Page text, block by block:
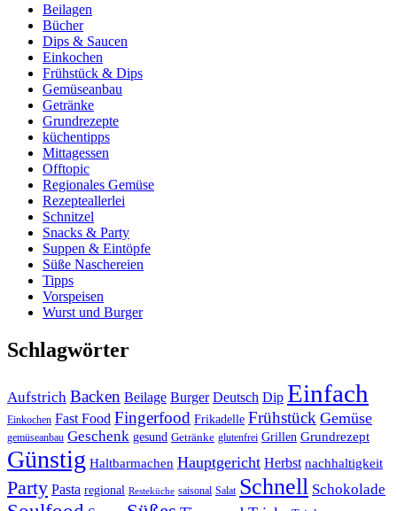
Beilagen
Bücher
Dips & Saucen
Einkochen
Frühstück & Dips
Gemüseanbau
Getränke
Grundrezepte
küchentipps
Mittagessen
Offtopic
Regionales Gemüse
Rezepteallerlei
Schnitzel
Snacks & Party
Suppen & Eintöpfe
Süße Naschereien
Tipps
Vorspeisen
Wurst und Burger
Schlagwörter
Aufstrich Backen Beilage Burger Deutsch Dip Einfach
Einkochen Fast Food Fingerfood Frikadelle Frühstück Gemüse
gemüseanbau Geschenk gesund Getränke glutenfrei Grillen Grundrezept
Günstig Haltbarmachen Hauptgericht Herbst nachhaltigkeit
Party Pasta regional Resteküche saisonal Salat Schnell Schokolade